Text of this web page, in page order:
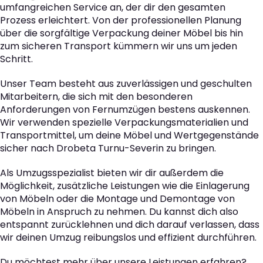
umfangreichen Service an, der dir den gesamten
Prozess erleichtert. Von der professionellen Planung
über die sorgfältige Verpackung deiner Möbel bis hin
zum sicheren Transport kümmern wir uns um jeden
Schritt.
Unser Team besteht aus zuverlässigen und geschulten
Mitarbeitern, die sich mit den besonderen
Anforderungen von Fernumzügen bestens auskennen.
Wir verwenden spezielle Verpackungsmaterialien und
Transportmittel, um deine Möbel und Wertgegenstände
sicher nach Drobeta Turnu-Severin zu bringen.
Als Umzugsspezialist bieten wir dir außerdem die
Möglichkeit, zusätzliche Leistungen wie die Einlagerung
von Möbeln oder die Montage und Demontage von
Möbeln in Anspruch zu nehmen. Du kannst dich also
entspannt zurücklehnen und dich darauf verlassen, dass
wir deinen Umzug reibungslos und effizient durchführen.